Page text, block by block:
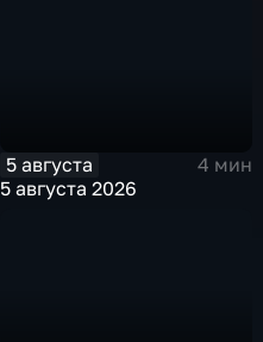
5 августа
4 мин
5 августа 2026